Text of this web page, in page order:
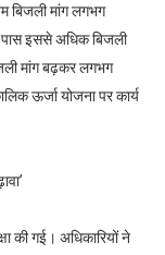
बिजली मांग लगभग
इससे अधिक बिजली
मांग बढ़कर लगभग
ऊर्जा योजना पर कार्य
की गई। अधिकारियों ने